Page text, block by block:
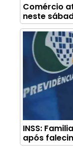
Comércio
neste
INSS:
após